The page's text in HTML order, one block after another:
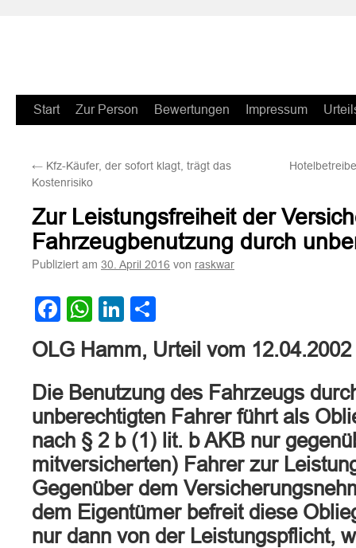
Zum
springen
Start Zur Person Bewertungen Impressum
← Kfz-Käufer, der sofort klagt, trägt das
Kostenrisiko
Zur Leistungsfreiheit der
Fahrzeugbenutzung durch
Publiziert am 30. April 2016 von raskwar
Facebook
WhatsApp
LinkedIn
OLG Hamm, Urteil vom
Die Benutzung des Fahrzeugs
unberechtigten Fahrer führt als
nach § 2 b (1) lit. b AKB nur
mitversicherten) Fahrer zur
Gegenüber dem
dem Eigentümer befreit diese
nur dann von der Leistungspflicht,